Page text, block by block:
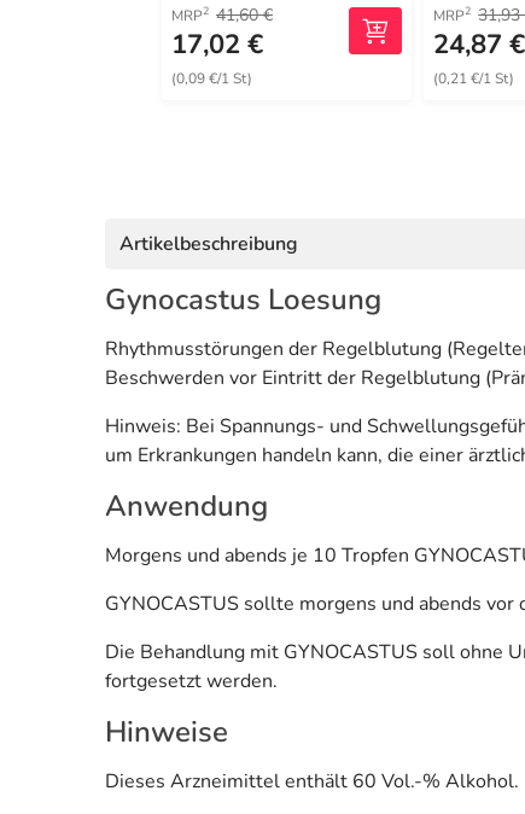
MRP2 41,60 €
17,02 €
(0,09 €/1 St)
MRP2 31,93
24,87 €
(0,21 €/1 St)
Artikelbeschreibung
Gynocastus Loesung
Rhythmusstörungen der Regelblutung
Beschwerden vor Eintritt der Regelblutung
Hinweis: Bei Spannungs- und
um Erkrankungen handeln kann, die einer
Anwendung
Morgens und abends je 10 Tropfen
GYNOCASTUS sollte morgens und abends
Die Behandlung mit GYNOCASTUS soll ohne
fortgesetzt werden.
Hinweise
Dieses Arzneimittel enthält 60 Vol.-% Alkohol.